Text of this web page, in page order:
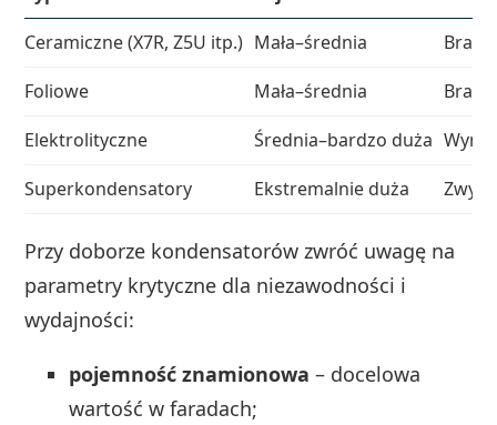
Ceramiczne (X7R, Z5U itp.) Mała–średnia
Brak
Foliowe
Mała–średnia
Brak
Elektrolityczne
Średnia–bardzo duża
Superkondensatory
Ekstremalnie duża
Przy doborze kondensatorów zwróć uwagę na
parametry krytyczne dla niezawodności i
wydajności:
pojemność znamionowa – docelowa
wartość w faradach;